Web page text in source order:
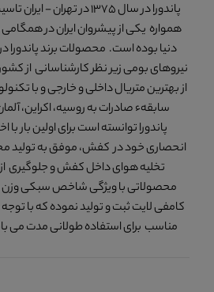
پاندورا در سال 1375 در
همواره یکی از پیشروان ایران در
دنیا بوده است. محصولات برند پاندورا
نیروهای بومی زیر نظر کارشناسانی از
از بهترین متریال داخلی و خارجی و با
سابقهء صادرات به روسیه، اکراین،
پاندورا توانسته است برای اولین بار
انحصاری خود در کفش، موفق به تولید
تخلیه هوای داخل کفش و جلوگیری
محصولاتی با ویژگی شاخص سبکی وزن و
کامفی لایت ثبت و تولید نموده که با
مناسب برای استفاده طولانی مدت می